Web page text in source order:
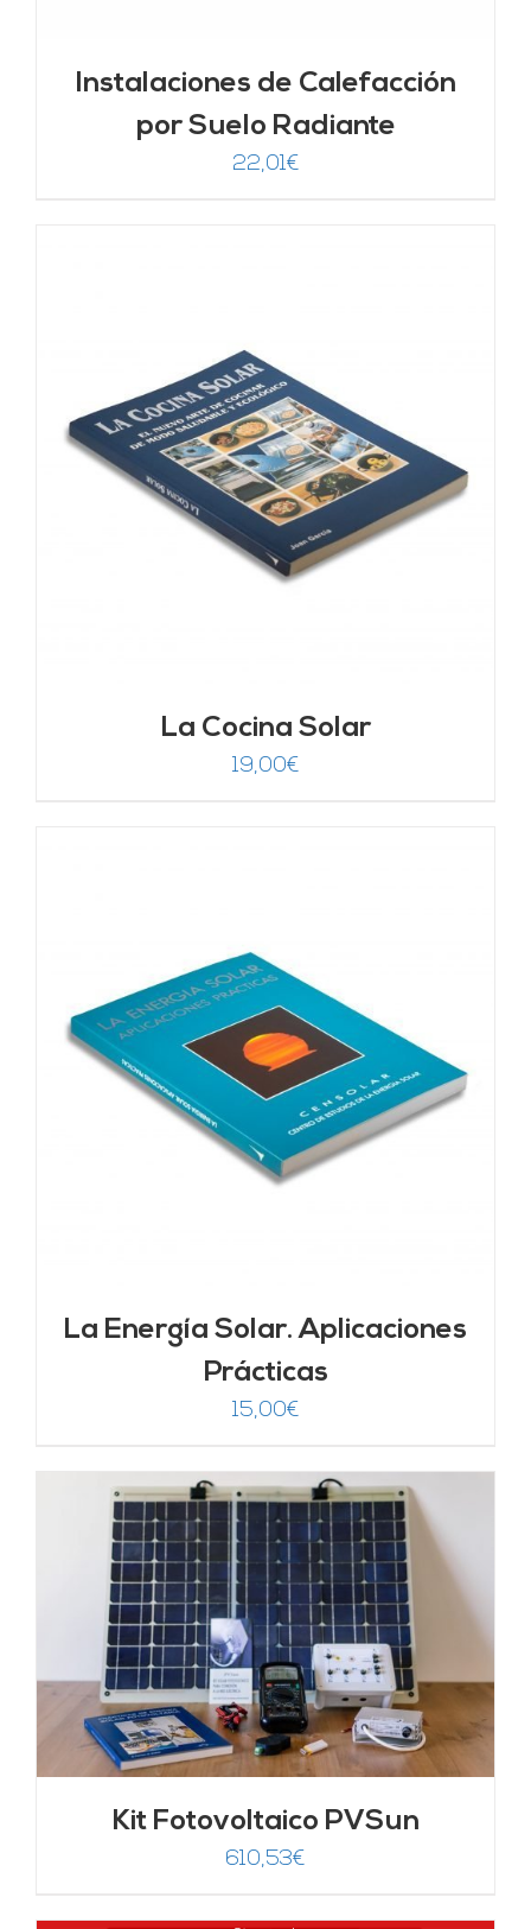
Instalaciones de Calefacción
por Suelo Radiante
22,01€
La Cocina Solar
19,00€
La Energía Solar. Aplicaciones
Prácticas
15,00€
Kit Fotovoltaico PVSun
610,53€